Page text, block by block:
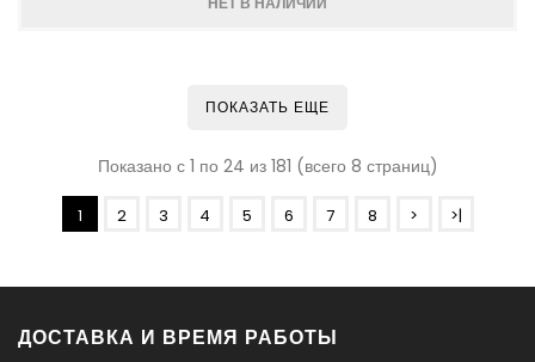
ПОКАЗАТЬ ЕЩЕ
Показано с 1 по 24 из 181 (всего 8 страниц)
1 2 3 4 5 6 7 8 > >|
ДОСТАВКА И ВРЕМЯ РАБОТЫ